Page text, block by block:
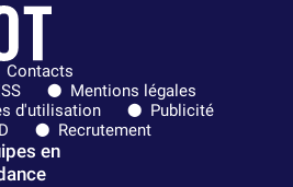
Contacts
Mentions légales
d'utilisation
Publicité
Recrutement
en